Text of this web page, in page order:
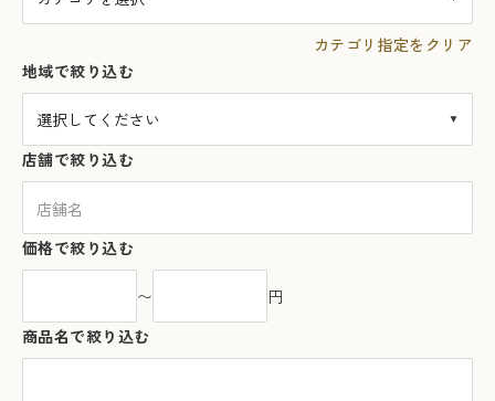
長谷川商店
ん） JR加古川線 125系 丹
長谷川商店
1 2
カテゴリ指定をクリア
地域で絞り込む
店舗で絞り込む
価格で絞り込む
〜
円
商品名で絞り込む